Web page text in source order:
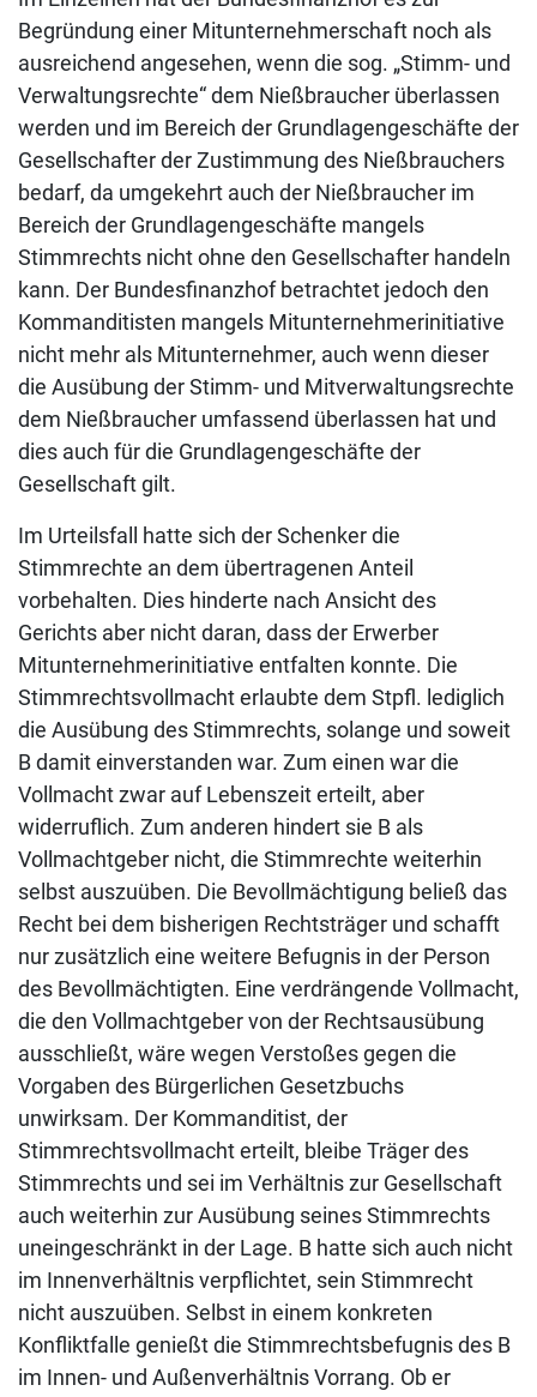
Begründung einer Mitunternehmerschaft noch als
ausreichend angesehen, wenn die sog. „Stimm- und
Verwaltungsrechte“ dem Nießbraucher überlassen
werden und im Bereich der Grundlagengeschäfte der
Gesellschafter der Zustimmung des Nießbrauchers
bedarf, da umgekehrt auch der Nießbraucher im
Bereich der Grundlagengeschäfte mangels
Stimmrechts nicht ohne den Gesellschafter handeln
kann. Der Bundesfinanzhof betrachtet jedoch den
Kommanditisten mangels Mitunternehmerinitiative
nicht mehr als Mitunternehmer, auch wenn dieser
die Ausübung der Stimm- und Mitverwaltungsrechte
dem Nießbraucher umfassend überlassen hat und
dies auch für die Grundlagengeschäfte der
Gesellschaft gilt.
Im Urteilsfall hatte sich der Schenker die
Stimmrechte an dem übertragenen Anteil
vorbehalten. Dies hinderte nach Ansicht des
Gerichts aber nicht daran, dass der Erwerber
Mitunternehmerinitiative entfalten konnte. Die
Stimmrechtsvollmacht erlaubte dem Stpfl. lediglich
die Ausübung des Stimmrechts, solange und soweit
B damit einverstanden war. Zum einen war die
Vollmacht zwar auf Lebenszeit erteilt, aber
widerruflich. Zum anderen hindert sie B als
Vollmachtgeber nicht, die Stimmrechte weiterhin
selbst auszuüben. Die Bevollmächtigung beließ das
Recht bei dem bisherigen Rechtsträger und schafft
nur zusätzlich eine weitere Befugnis in der Person
des Bevollmächtigten. Eine verdrängende Vollmacht,
die den Vollmachtgeber von der Rechtsausübung
ausschließt, wäre wegen Verstoßes gegen die
Vorgaben des Bürgerlichen Gesetzbuchs
unwirksam. Der Kommanditist, der
Stimmrechtsvollmacht erteilt, bleibe Träger des
Stimmrechts und sei im Verhältnis zur Gesellschaft
auch weiterhin zur Ausübung seines Stimmrechts
uneingeschränkt in der Lage. B hatte sich auch nicht
im Innenverhältnis verpflichtet, sein Stimmrecht
nicht auszuüben. Selbst in einem konkreten
Konfliktfalle genießt die Stimmrechtsbefugnis des B
im Innen- und Außenverhältnis Vorrang. Ob er